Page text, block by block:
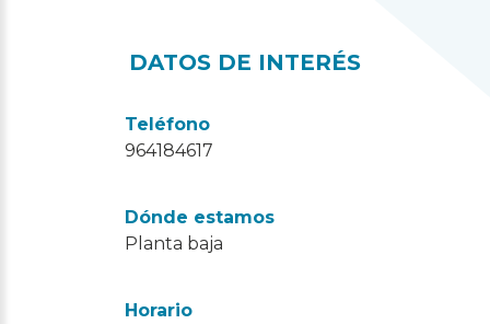
DATOS DE INTERÉS
Teléfono
964184617
Dónde estamos
Planta baja
Horario